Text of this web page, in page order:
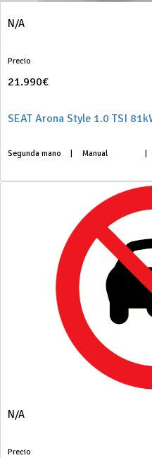
N/A
Precio
21.990€
SEAT Arona Style 1.0 TSI
Segunda mano Manual
N/A
Precio